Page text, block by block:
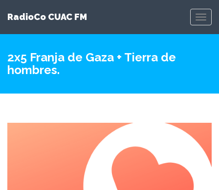
RadioCo CUAC FM
2x5 Franja de Gaza + Tierra de
hombres.